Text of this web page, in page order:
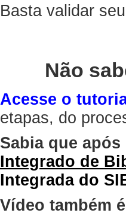
Basta validar
Não
Acesse o
etapas, do
Sabia que
Integrado de
Integrada do
Vídeo também